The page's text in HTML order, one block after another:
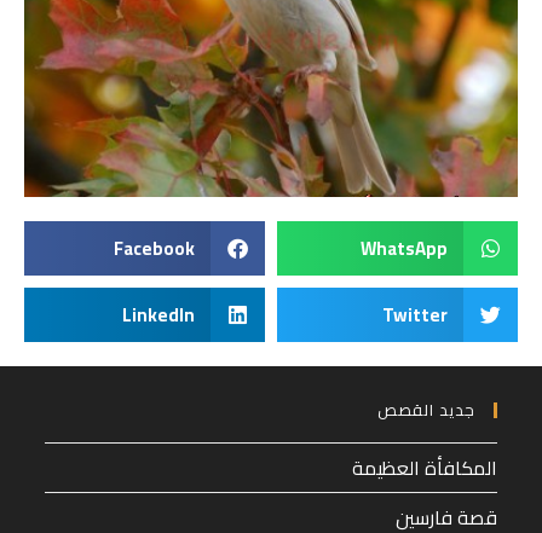
WhatsApp
Facebook
Twitter
LinkedIn
جديد القصص
المكافأة العظيمة
قصة فارسين